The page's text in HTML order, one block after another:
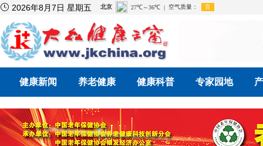
 2026年8月7日 星期五
健康新闻 养老健康 健康科普 专家园地